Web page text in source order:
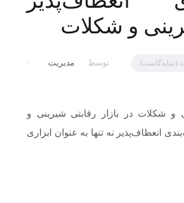
و شکلات
(سایدگاست) توسط مدیریت
۰
و شکلات در بازار رقابتی شیرینی و
انعطاف‌پذیر نه تنها به عنوان ابزاری